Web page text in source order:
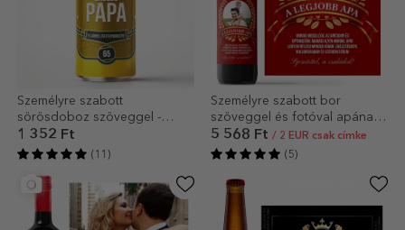
Személyre szabott
sörösdoboz szöveggel -
Nyugdíjazási modell
1 352 Ft
(11)
Személyre szabott bor
szöveggel és fotóval apának
– A legjobb apa
5 568 Ft / 2 EUR csak címke
(5)